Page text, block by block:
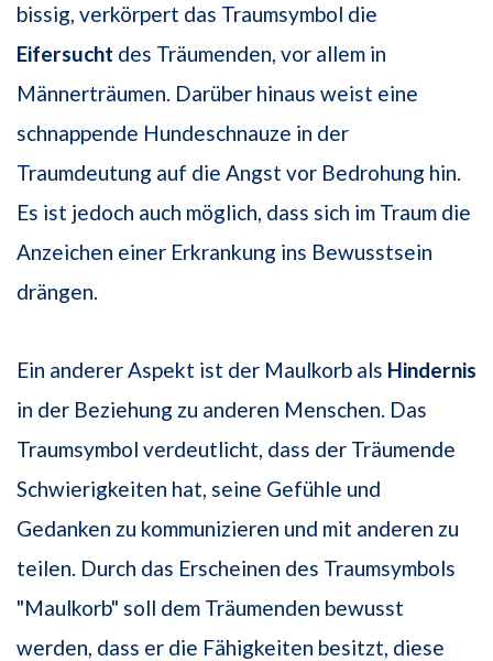
bissig, verkörpert das Traumsymbol die
Eifersucht des Träumenden, vor allem in
Männerträumen. Darüber hinaus weist eine
schnappende Hundeschnauze in der
Traumdeutung auf die Angst vor Bedrohung hin.
Es ist jedoch auch möglich, dass sich im Traum die
Anzeichen einer Erkrankung ins Bewusstsein
drängen.
Ein anderer Aspekt ist der Maulkorb als Hindernis
in der Beziehung zu anderen Menschen. Das
Traumsymbol verdeutlicht, dass der Träumende
Schwierigkeiten hat, seine Gefühle und
Gedanken zu kommunizieren und mit anderen zu
teilen. Durch das Erscheinen des Traumsymbols
"Maulkorb" soll dem Träumenden bewusst
werden, dass er die Fähigkeiten besitzt, diese